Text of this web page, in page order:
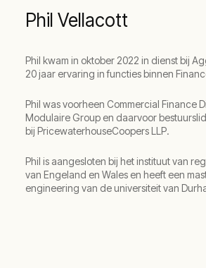
Phil Vellacott
Phil kwam in oktober 2022 in dienst bij
20 jaar ervaring in functies binnen
Phil was voorheen Commercial Finance
Modulaire Group en daarvoor
bij PricewaterhouseCoopers LLP.
Phil is aangesloten bij het instituut van
van Engeland en Wales en heeft een
engineering van de universiteit van